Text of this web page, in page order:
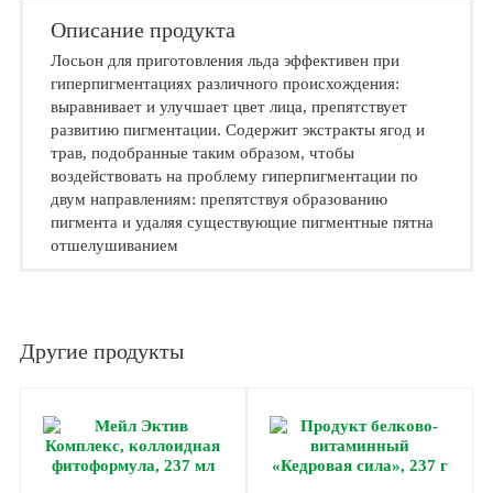
Описание продукта
Лосьон для приготовления льда эффективен при
гиперпигментациях различного происхождения:
выравнивает и улучшает цвет лица, препятствует
развитию пигментации. Содержит экстракты ягод и
трав, подобранные таким образом, чтобы
воздействовать на проблему гиперпигментации по
двум направлениям: препятствуя образованию
пигмента и удаляя существующие пигментные пятна
отшелушиванием
Другие продукты